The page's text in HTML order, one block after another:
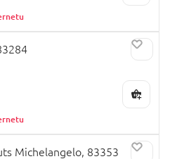
Michelangelo, 83353